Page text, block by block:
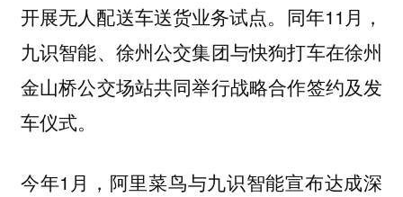
开展无人配送车送货业务试点。同年11月，
九识智能、徐州公交集团与快狗打车在徐州
金山桥公交场站共同举行战略合作签约及发
车仪式。
今年1月，阿里菜鸟与九识智能宣布达成深